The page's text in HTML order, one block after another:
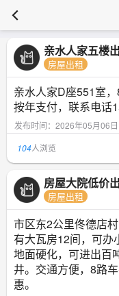
亲水人家五楼
房屋出租
亲水人家D座551室
按年支付，联系电话
发布时间：2026年05月06
104人浏览
房屋大院低价
房屋出租
市区东2公里佟德店
有大瓦房12间，可办
地面硬化，可进出百
井。交通方便，8路
惠。